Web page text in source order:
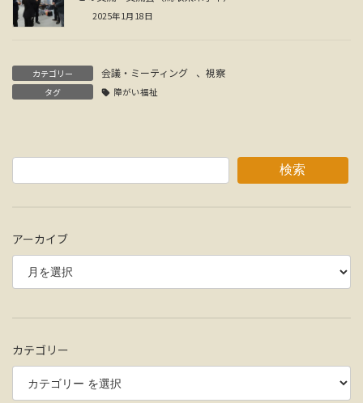
2025年1月18日
カテゴリー 会議・ミーティング 、 視察
タグ 障がい福祉
検索
アーカイブ
カテゴリー